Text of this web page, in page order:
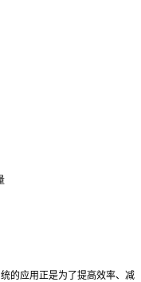
的应用正是为了提高效率、减